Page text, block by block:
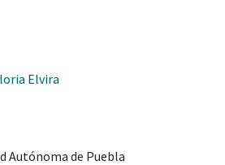
Elvira
Autónoma de Puebla